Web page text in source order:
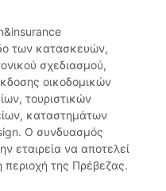
των κατασκευών,
σχεδιασμού,
οικοδομικών
τουριστικών
καταστημάτων
Ο συνδυασμός
εταιρεία να αποτελεί
της Πρέβεζας.